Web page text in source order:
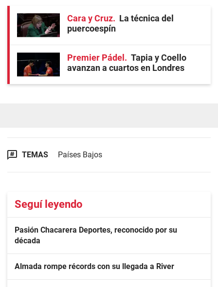
Cara y Cruz
La técnica del
puercoespín
Premier Pádel
Tapia y Coello
avanzan a cuartos en Londres
TEMAS Países Bajos
Seguí leyendo
Pasión Chacarera Deportes, reconocido por su
década
Almada rompe récords con su llegada a River